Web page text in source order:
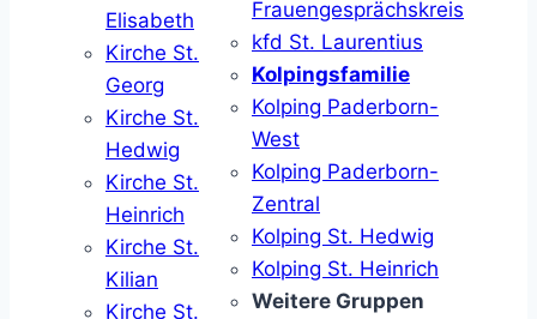
Elisabeth
Kirche St.
Georg
Kirche St.
Hedwig
Kirche St.
Heinrich
Kirche St.
Kilian
Kirche St.
Frauengesprächskreis
kfd St. Laurentius
Kolpingsfamilie
Kolping Paderborn-
West
Kolping Paderborn-
Zentral
Kolping St. Hedwig
Kolping St. Heinrich
Weitere Gruppen